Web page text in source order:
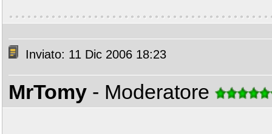
Inviato: 11 Dic 2006 18:23
MrTomy - Moderatore